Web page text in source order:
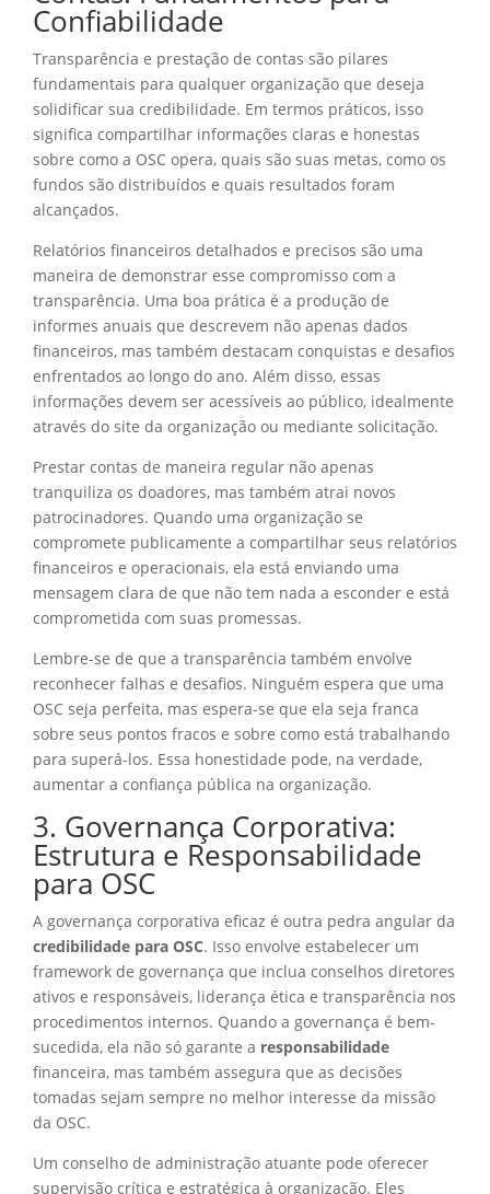
Confiabilidade
Transparência e prestação de contas são pilares
fundamentais para qualquer organização que deseja
solidificar sua credibilidade. Em termos práticos, isso
significa compartilhar informações claras e honestas
sobre como a OSC opera, quais são suas metas, como os
fundos são distribuídos e quais resultados foram
alcançados.
Relatórios financeiros detalhados e precisos são uma
maneira de demonstrar esse compromisso com a
transparência. Uma boa prática é a produção de
informes anuais que descrevem não apenas dados
financeiros, mas também destacam conquistas e desafios
enfrentados ao longo do ano. Além disso, essas
informações devem ser acessíveis ao público, idealmente
através do site da organização ou mediante solicitação.
Prestar contas de maneira regular não apenas
tranquiliza os doadores, mas também atrai novos
patrocinadores. Quando uma organização se
compromete publicamente a compartilhar seus relatórios
financeiros e operacionais, ela está enviando uma
mensagem clara de que não tem nada a esconder e está
comprometida com suas promessas.
Lembre-se de que a transparência também envolve
reconhecer falhas e desafios. Ninguém espera que uma
OSC seja perfeita, mas espera-se que ela seja franca
sobre seus pontos fracos e sobre como está trabalhando
para superá-los. Essa honestidade pode, na verdade,
aumentar a confiança pública na organização.
3. Governança Corporativa:
Estrutura e Responsabilidade
para OSC
A governança corporativa eficaz é outra pedra angular da
credibilidade para OSC. Isso envolve estabelecer um
framework de governança que inclua conselhos diretores
ativos e responsáveis, liderança ética e transparência nos
procedimentos internos. Quando a governança é bem-
sucedida, ela não só garante a responsabilidade
financeira, mas também assegura que as decisões
tomadas sejam sempre no melhor interesse da missão
da OSC.
Um conselho de administração atuante pode oferecer
supervisão crítica e estratégica à organização. Eles